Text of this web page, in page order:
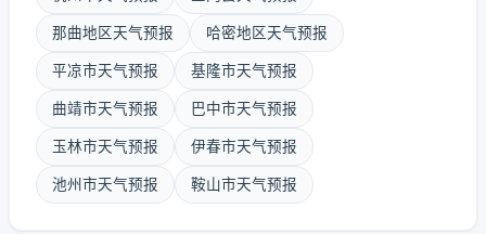
那曲地区天气预报 哈密地区天气预报
平凉市天气预报 基隆市天气预报
曲靖市天气预报 巴中市天气预报
玉林市天气预报 伊春市天气预报
池州市天气预报 鞍山市天气预报